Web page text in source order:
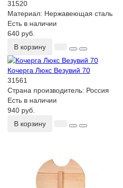
31520
Материал: Нержавеющая сталь
Есть в наличии
640 руб.
В корзину
Кочерга Люкс Везувий 70
31561
Страна производитель: Россия
Есть в наличии
940 руб.
В корзину